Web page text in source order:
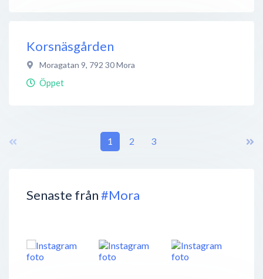
Senaste från#Mora
Korsnäsgården
Moragatan 9, 792 30Mora
Öppet
1 2 3